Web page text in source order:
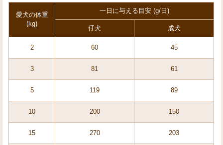
愛犬の体重
(kg)
一日に与える目安 (g/日)
仔犬 成犬
2 60 45
3 81 61
5 119 89
10 200 150
15 270 203